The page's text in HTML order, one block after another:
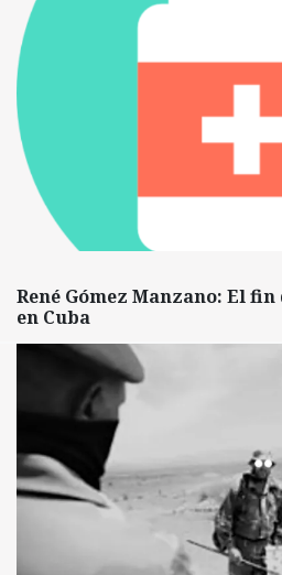
René Gómez Manzano: El
en Cuba